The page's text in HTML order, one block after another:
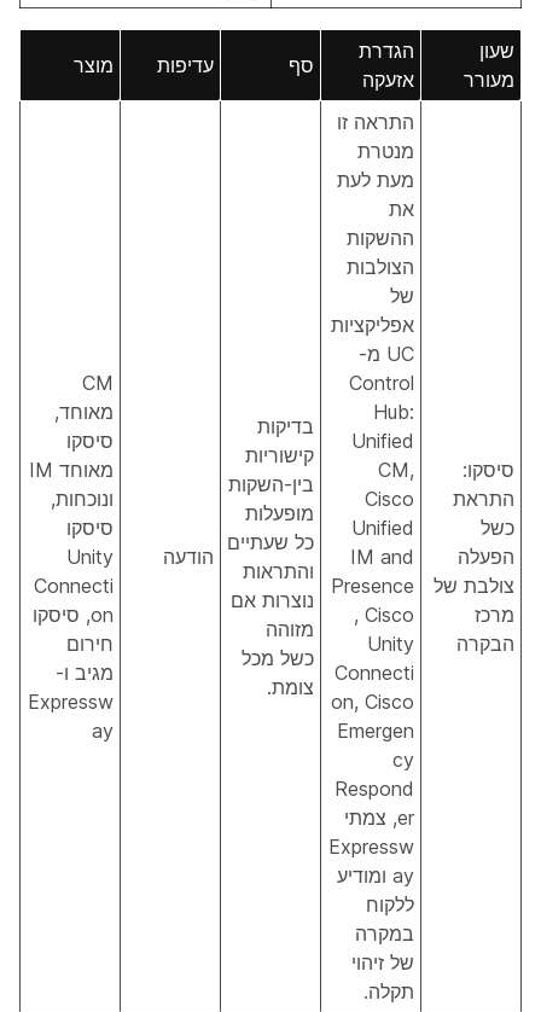
שעון
מעורר
הגדרת
אזעקה
סף עדיפות מוצר
סיסקו:
התראת
כשל
הפעלה
צולבת של
מרכז
הבקרה
התראה זו
מנטרת
מעת לעת
את
ההשקות
הצולבות
של
אפליקציות
UC מ-
Control
Hub:
Unified
CM,
Cisco
Unified
IM and
Presence
, Cisco
Unity
Connecti
on, Cisco
Emergen
cy
Respond
er, צמתי
Expressw
ay ומודיע
ללקוח
במקרה
של זיהוי
תקלה.
בדיקות
קישוריות
בין-השקות
מופעלות
כל שעתיים
והתראות
נוצרות אם
מזוהה
כשל מכל
צומת.
הודעה
CM
מאוחד,
סיסקו
מאוחד IM
ונוכחות,
סיסקו
Unity
Connecti
on, סיסקו
חירום
מגיב ו-
Expressw
ay